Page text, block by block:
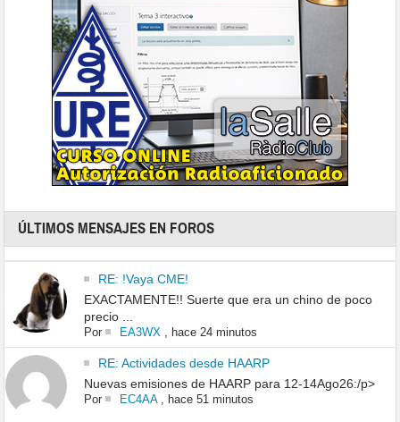
ÚLTIMOS MENSAJES EN FOROS
RE: !Vaya CME!
EXACTAMENTE!! Suerte que era un chino de poco
precio ...
Por EA3WX hace 24 minutos
RE: Actividades desde HAARP
Nuevas emisiones de HAARP para 12-14Ago26:/p>
Por EC4AA, hace 51 minutos